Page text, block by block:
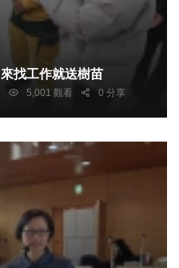
新竹林業分署攜手勞動署 來找工作就送樹苗
5,001 觀看 0 分享